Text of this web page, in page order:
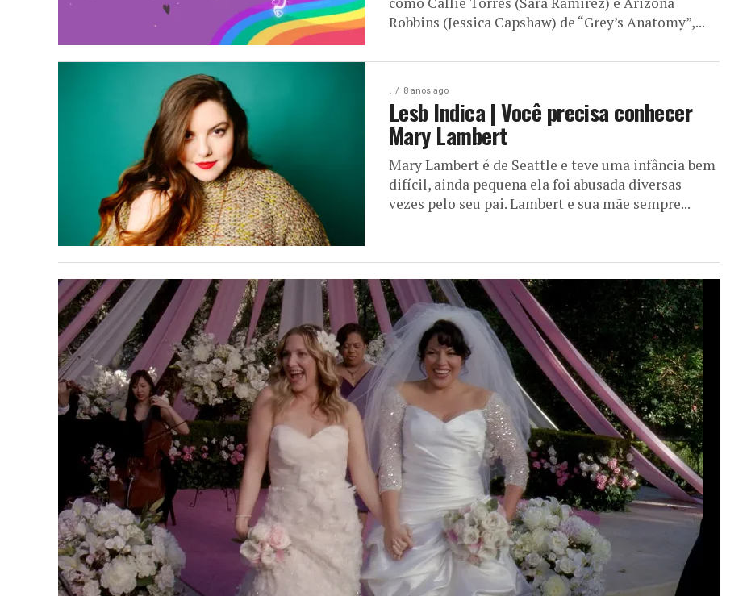
Robbins (Jessica Capshaw) de “Grey’s Anatomy”,...
. 8 anos ago
Lesb Indica | Você precisa conhecer
Mary Lambert
Mary Lambert é de Seattle e teve uma infância bem
difícil, ainda pequena ela foi abusada diversas
vezes pelo seu pai. Lambert e sua mãe sempre...